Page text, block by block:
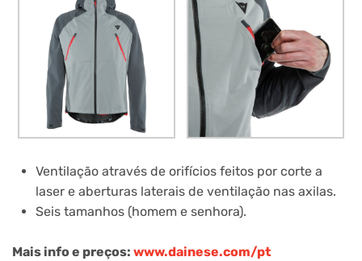
Ventilação através de orifícios feitos por corte a
laser e aberturas laterais de ventilação nas axilas.
Seis tamanhos (homem e senhora).
Mais info e preços: www.dainese.com/pt